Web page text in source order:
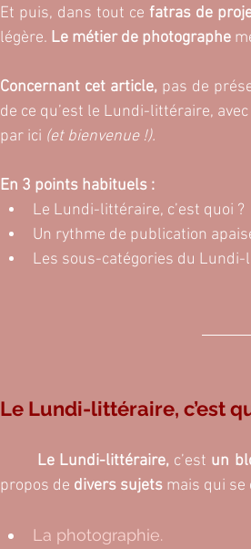
Et puis, dans tout ce fatras de
légère. Le métier de photographe
Concernant cet article, pas de
de ce qu’est le Lundi-littéraire, avec
par ici (et bienvenue !).
En 3 points habituels :
Le Lundi-littéraire, c’est quoi ?
Un rythme de publication
Les sous-catégories du
Le Lundi-littéraire, c’est
	Le Lundi-littéraire,
c’est un
propos de divers sujets mais qui
La photographie.